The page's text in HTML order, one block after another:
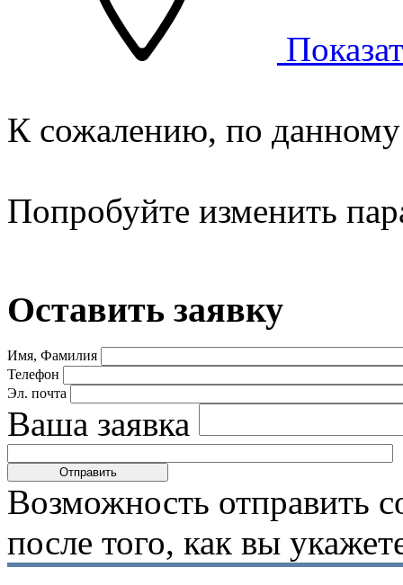
К сожалению, по данному
Попробуйте изменить
Оставить заявку
Имя, Фамилия
Телефон
Эл. почта
Ваша заявка
Возможность отправить
после того, как вы